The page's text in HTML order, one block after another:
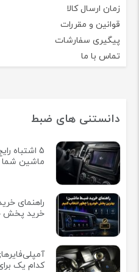
زمان ارسال کالا
قوانین و مقررات
پیگیری سفارشات
تماس با ما
دانستنی های ضبط
5 اشتباه
ماشین شما
راهنمای
خرید پخش
کدام یک